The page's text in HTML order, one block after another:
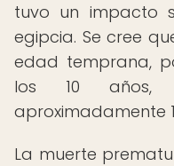
tuvo un impacto
egipcia. Se cree
edad temprana,
los 10 años,
aproximadamente
La muerte